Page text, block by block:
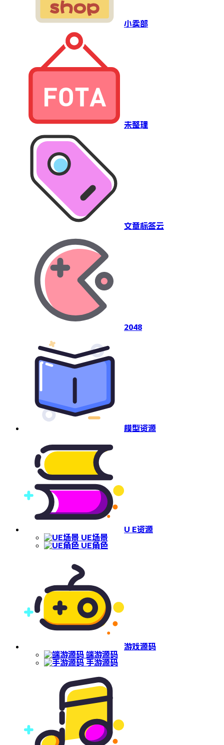
小卖部
未整理
文章标签云
2048
模型资源
U E资源
UE场景
UE角色
游戏源码
端游源码
手游源码